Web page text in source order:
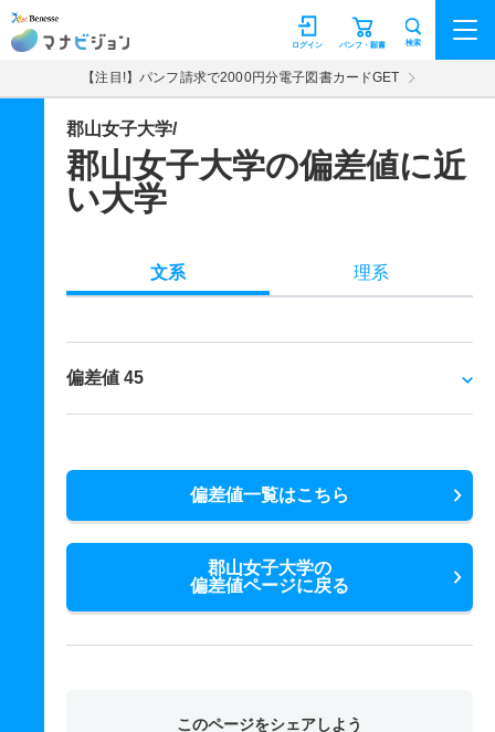
マナビジョン パンフ・願書
ログイン 検索
【注目!】パンフ請求で2000円分電子図書カードGET
郡山女子大学/
郡山女子大学の偏差値に近
い大学
文系 理系
偏差値 45
偏差値一覧はこちら
郡山女子大学の
偏差値ページに戻る
このページをシェアしよう